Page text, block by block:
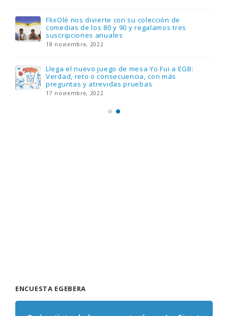
FlixOlé nos divierte con su colección de
comedias de los 80 y 90 y regalamos tres
suscripciones anuales
18 noviembre, 2022
Llega el nuevo juego de mesa Yo Fui a EGB:
Verdad, reto o consecuencia, con más
preguntas y atrevidas pruebas
17 noviembre, 2022
ENCUESTA EGEBERA